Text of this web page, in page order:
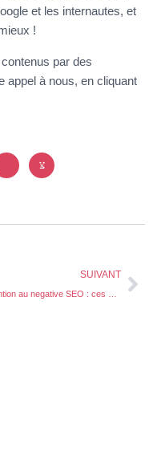
et les internautes, et
!
par des
appel à nous, en cliquant
SUIVANT